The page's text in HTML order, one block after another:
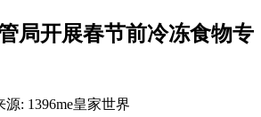
局开展春节前冷冻食物专
源: 1396me皇家世界